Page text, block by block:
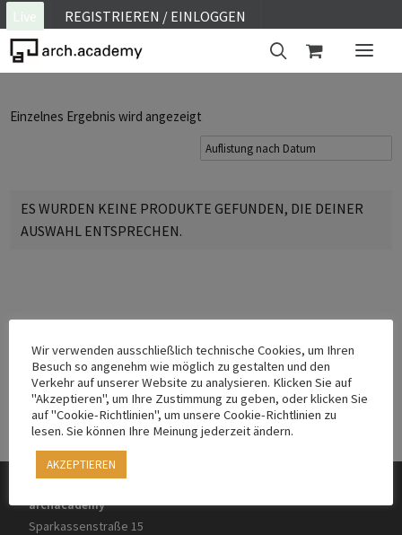
Live REGISTRIEREN / EINLOGGEN
ON SITE
FAQ
KONTAKT
Einzelnes Ergebnis wird angezeigt
ES WURDEN KEINE PRODUKTE GEFUNDEN, DIE DEINER
AUSWAHL ENTSPRECHEN.
archacademy
Sparkassenstraße 15
Wir verwenden ausschließlich technische Cookies, um Ihren
Besuch so angenehm wie möglich zu gestalten und den
Verkehr auf unserer Website zu analysieren. Klicken Sie auf
"Akzeptieren", um Ihre Zustimmung zu geben, oder klicken Sie
auf "Cookie-Richtlinien", um unsere Cookie-Richtlinien zu
lesen. Sie können Ihre Meinung jederzeit ändern.
AKZEPTIEREN